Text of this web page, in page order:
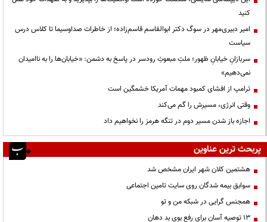
کنید
امیر دبیری‌مهر در سوگ دکتر ابوالقاسم قاسم‌زاده؛ از خاطرات صداوسیما تا کلاس درس
سیاست
سربازانِ خیابانِ ظهور؛ ملتِ مبعوثِ رودسر در پاسخ به دشمن: «خیابان‌ها را به ناامیدان
نمی‌دهیم»
ترامپ از افشای کمبود مهمات آمریکا خشمگین است
وقتی انرژی، مسیرش را گم می‌کند
اجازه باز شدن مسیر دوم در تنگه هرمز را نخواهیم داد
پربحث ترین عناوین
هشتمین کلان شهر ایران مشخص شد
سوابق بیمه شدگان روی سایت تامین اجتماعی
همجنس گرایی در شبکه من و تو
13 توصیه آسان برای رفع بوی بد دهان